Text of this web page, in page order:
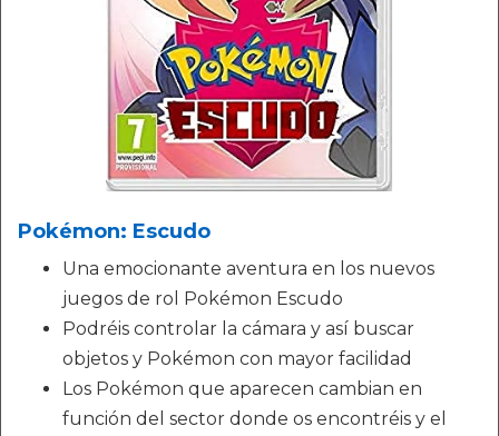
Pokémon: Escudo
Una emocionante aventura en los nuevos
juegos de rol Pokémon Escudo
Podréis controlar la cámara y así buscar
objetos y Pokémon con mayor facilidad
Los Pokémon que aparecen cambian en
función del sector donde os encontréis y el